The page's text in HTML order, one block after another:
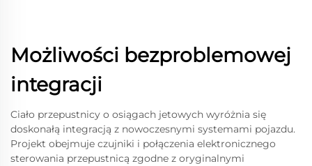
Możliwości bezproblemowej
integracji
Ciało przepustnicy o osiągach jetowych wyróżnia się
doskonałą integracją z nowoczesnymi systemami pojazdu.
Projekt obejmuje czujniki i połączenia elektronicznego
sterowania przepustnicą zgodne z oryginalnymi